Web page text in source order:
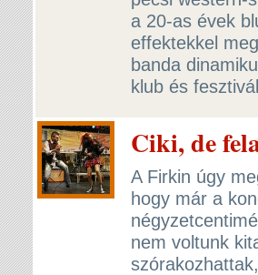
a 20-as évek
effektekkel
banda
klub és
Ciki, de
A Firkin úgy
hogy már a
nem voltunk